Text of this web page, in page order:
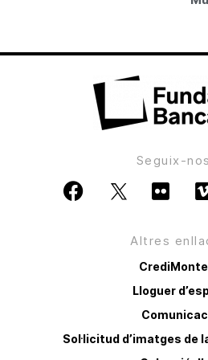
Seguix-
Altres
Lloguer
Sol·licitud d’imatges de